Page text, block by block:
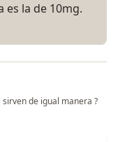
es la de 10mg.
de igual manera ?